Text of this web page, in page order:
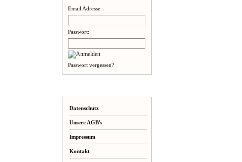
Email Adresse:
Passwort:
Passwort vergessen?
Datenschutz
Unsere AGB's
Impressum
Kontakt